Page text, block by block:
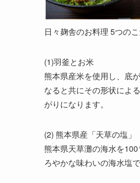
日々麹舎のお料理 5つの
(1)羽釜とお米
熊本県産米を使用し、底
なると共にその形状によ
がりになります。
(2) 熊本県産「天草の塩」
熊本県天草灘の海水を
ろやかな味わいの海水塩で